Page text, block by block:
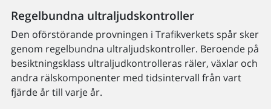
Regelbundna ultraljudskontroller
Den oförstörande provningen i Trafikverkets spår sker
genom regelbundna ultraljudskontroller. Beroende på
besiktningsklass ultraljudkontrolleras räler, växlar och
andra rälskomponenter med tidsintervall från vart
fjärde år till varje år.